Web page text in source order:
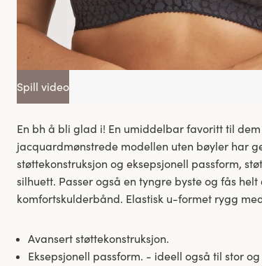
Spill video
En bh å bli glad i! En umiddelbar favoritt til
jacquardmønstrede modellen uten bøyler har
støttekonstruksjon og eksepsjonell passform,
silhuett. Passer også en tyngre byste og fås
komfortskulderbånd. Elastisk u-formet rygg
Avansert støttekonstruksjon.
Eksepsjonell passform. - ideell også til stor